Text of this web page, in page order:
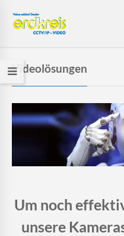
Videolösungen
Um noch
unsere